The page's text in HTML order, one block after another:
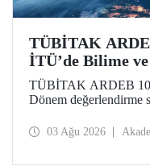
TÜBİTAK
İTÜ’de Bilime
Başarı
TÜBİTAK ARDEB
Dönem değerlendirme
03 Ağu 2026